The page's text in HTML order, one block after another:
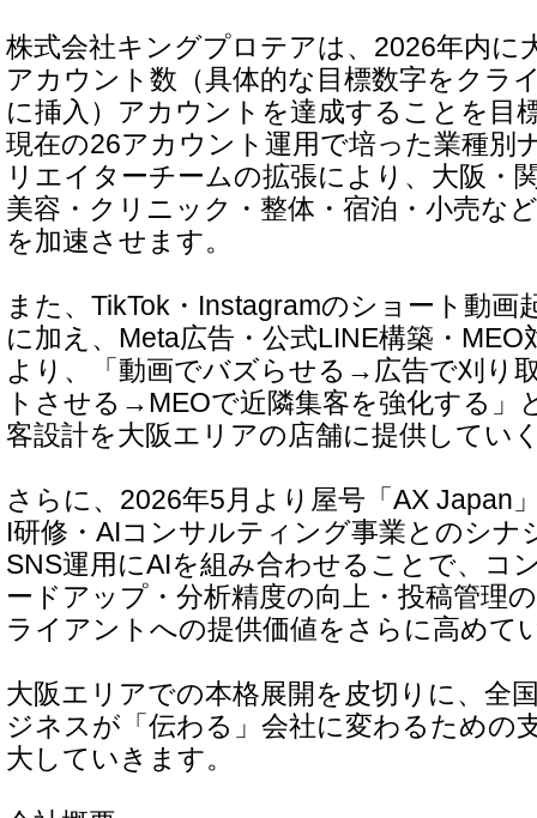
株式会社キングプロテアは、2026年内に
アカウント数（具体的な目標数字をクラ
に挿入）アカウントを達成することを目
現在の26アカウント運用で培った業種別
リエイターチームの拡張により、大阪・
美容・クリニック・整体・宿泊・小売な
を加速させます。
また、TikTok・Instagramのショート動画
に加え、Meta広告・公式LINE構築・
より、「動画でバズらせる→広告で刈り
トさせる→MEOで近隣集客を強化する」
客設計を大阪エリアの店舗に提供してい
さらに、2026年5月より屋号「AX Japan
I研修・AIコンサルティング事業とのシナ
SNS運用にAIを組み合わせることで、コ
ードアップ・分析精度の向上・投稿管理
ライアントへの提供価値をさらに高めて
大阪エリアでの本格展開を皮切りに、全
ジネスが「伝わる」会社に変わるための
大していきます。